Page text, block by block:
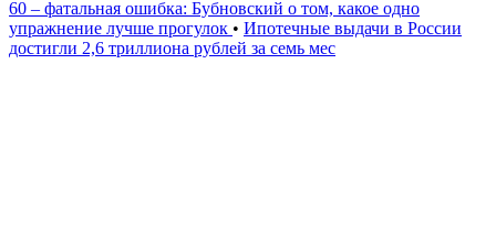
60 – фатальная ошибка: Бубновский о том, какое одно
упражнение лучше прогулок • Ипотечные выдачи в России
достигли 2,6 триллиона рублей за семь мес